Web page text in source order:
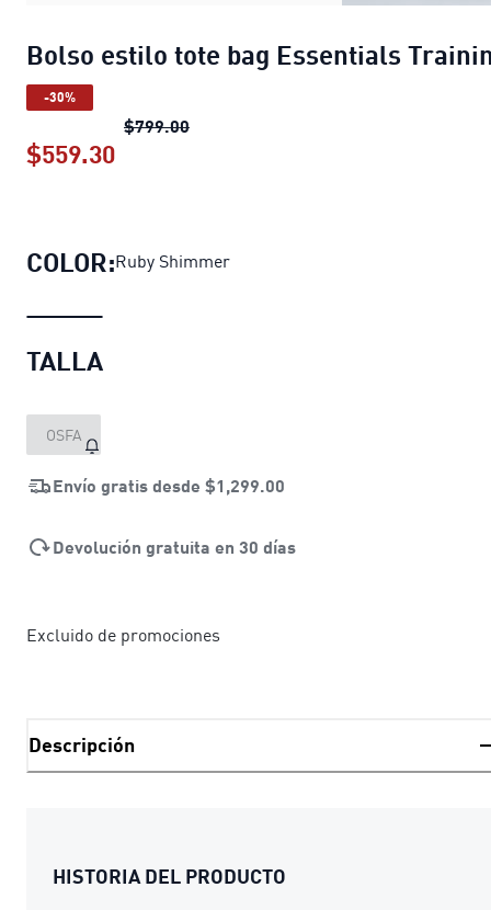
Bolso estilo tote bag Essentials
-30%
$799.00Bolso estilo tote bag Essentials
$559.30
COLOR:Ruby Shimmer
TALLA
OSFA
Envío gratis desde $1,299.00
Devolución gratuita en 30 días
Excluido de promociones
Descripción
HISTORIA DEL PRODUCTO